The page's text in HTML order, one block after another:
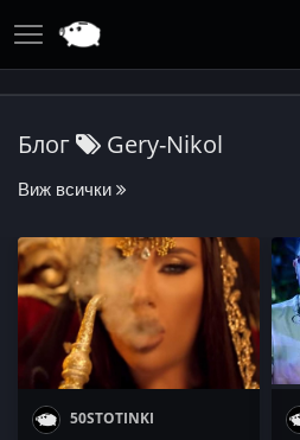
Блог Gery-Nikol
Виж всички
50STOTINKI